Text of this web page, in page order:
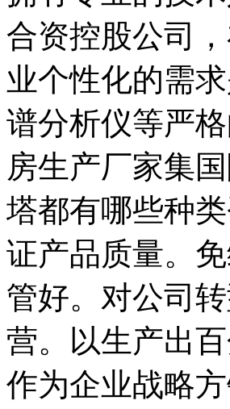
合资控股公司
业个性化的需
谱分析仪等严
房生产厂家集
塔都有哪些种
证产品质量。
管好。对公司
营。以生产出
作为企业战略